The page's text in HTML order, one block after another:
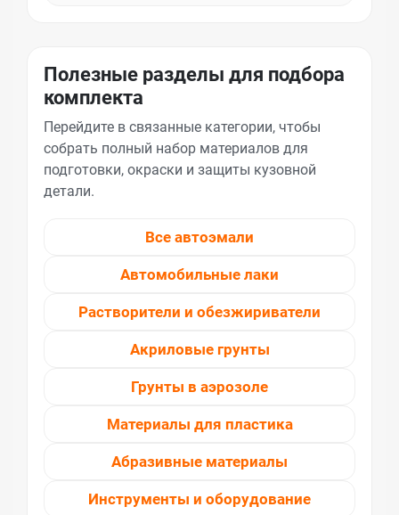
Полезные разделы для подбора
комплекта
Перейдите в связанные категории, чтобы
собрать полный набор материалов для
подготовки, окраски и защиты кузовной
детали.
Все автоэмали
Автомобильные лаки
Растворители и обезжириватели
Акриловые грунты
Грунты в аэрозоле
Материалы для пластика
Абразивные материалы
Инструменты и оборудование